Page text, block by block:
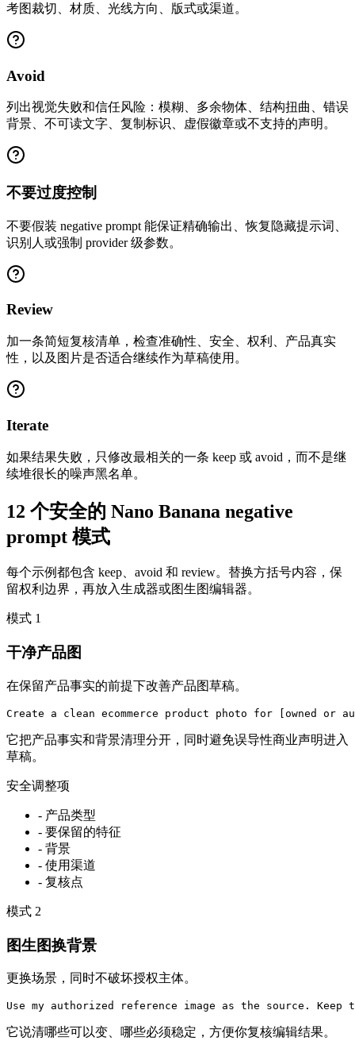
考图裁切、材质、光线方向、版式或渠道。
Avoid
列出视觉失败和信任风险：模糊、多余物体、结构扭曲、错误
背景、不可读文字、复制标识、虚假徽章或不支持的声明。
不要过度控制
不要假装 negative prompt 能保证精确输出、恢复隐藏提示词、
识别人或强制 provider 级参数。
Review
加一条简短复核清单，检查准确性、安全、权利、产品真实
性，以及图片是否适合继续作为草稿使用。
Iterate
如果结果失败，只修改最相关的一条 keep 或 avoid，而不是继
续堆很长的噪声黑名单。
12 个安全的 Nano Banana negative
prompt 模式
每个示例都包含 keep、avoid 和 review。替换方括号内容，保
留权利边界，再放入生成器或图生图编辑器。
模式 1
干净产品图
在保留产品事实的前提下改善产品图草稿。
Create a clean ecommerce product photo for [owned
它把产品事实和背景清理分开，同时避免误导性商业声明进入
草稿。
安全调整项
- 产品类型
- 要保留的特征
- 背景
- 使用渠道
- 复核点
模式 2
图生图换背景
更换场景，同时不破坏授权主体。
Use my authorized reference image as the source.
它说清哪些可以变、哪些必须稳定，方便你复核编辑结果。